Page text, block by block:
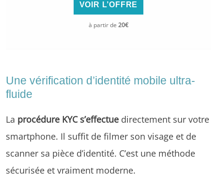
VOIR L’OFFRE
à partir de 20€
Une vérification d’identité mobile ultra-
fluide
La procédure KYC s’effectue directement sur votre
smartphone. Il suffit de filmer son visage et de
scanner sa pièce d’identité. C’est une méthode
sécurisée et vraiment moderne.